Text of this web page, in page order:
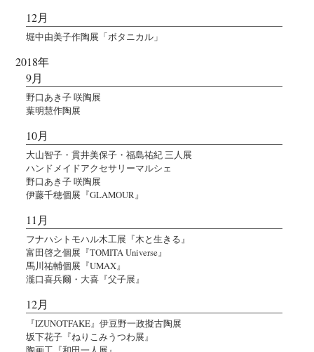
12月
堀中由美子作陶展「ボタニカル」
2018年
9月
野口あき子 咲陶展
葉明慧作陶展
10月
大山智子・貫井美保子・福島祐紀 三人展
ハンドメイドアクセサリーマルシェ
野口あき子 咲陶展
伊藤千穂個展『GLAMOUR』
11月
フナハシトモハル木工展『木と生きる』
富田啓之個展『TOMITA Universe』
馬川祐輔個展『UMAX』
瀧口喜兵爾・大喜『父子展』
12月
『IZUNOTFAKE』伊豆野一政擬古陶展
坂下花子『ねりこみうつわ展』